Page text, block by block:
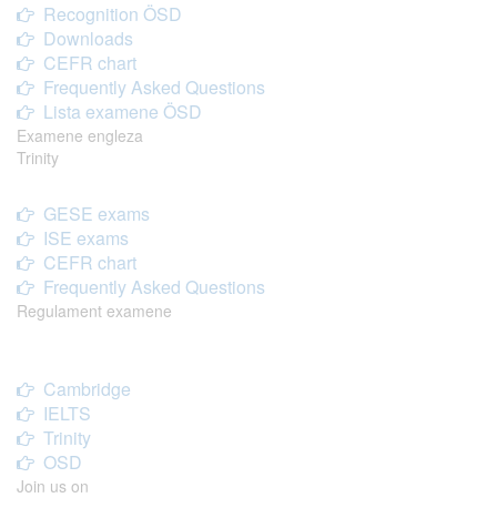
Recognition ÖSD
Downloads
CEFR chart
Frequently Asked Questions
Lista examene ÖSD
Examene engleza
Trinity
GESE exams
ISE exams
CEFR chart
Frequently Asked Questions
Regulament examene
Cambridge
IELTS
Trinity
OSD
Join us on